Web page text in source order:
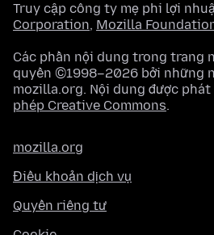
Truy cập công ty mẹ phi lợi
Corporation, Mozilla
Các phần nội dung trong trang
quyền ©1998–2026 bởi những
mozilla.org. Nội dung được
phép Creative Commons.
mozilla.org
Điều khoản dịch vụ
Quyền riêng tư